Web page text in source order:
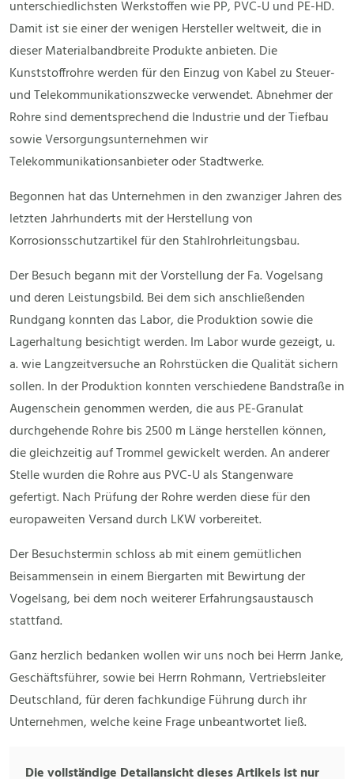
unterschiedlichsten Werkstoffen wie PP, PVC-U und PE-HD.
Damit ist sie einer der wenigen Hersteller weltweit, die in
dieser Materialbandbreite Produkte anbieten. Die
Kunststoffrohre werden für den Einzug von Kabel zu Steuer-
und Telekommunikationszwecke verwendet. Abnehmer der
Rohre sind dementsprechend die Industrie und der Tiefbau
sowie Versorgungsunternehmen wir
Telekommunikationsanbieter oder Stadtwerke.
Begonnen hat das Unternehmen in den zwanziger Jahren des
letzten Jahrhunderts mit der Herstellung von
Korrosionsschutzartikel für den Stahlrohrleitungsbau.
Der Besuch begann mit der Vorstellung der Fa. Vogelsang
und deren Leistungsbild. Bei dem sich anschließenden
Rundgang konnten das Labor, die Produktion sowie die
Lagerhaltung besichtigt werden. Im Labor wurde gezeigt, u.
a. wie Langzeitversuche an Rohrstücken die Qualität sichern
sollen. In der Produktion konnten verschiedene Bandstraße in
Augenschein genommen werden, die aus PE-Granulat
durchgehende Rohre bis 2500 m Länge herstellen können,
die gleichzeitig auf Trommel gewickelt werden. An anderer
Stelle wurden die Rohre aus PVC-U als Stangenware
gefertigt. Nach Prüfung der Rohre werden diese für den
europaweiten Versand durch LKW vorbereitet.
Der Besuchstermin schloss ab mit einem gemütlichen
Beisammensein in einem Biergarten mit Bewirtung der
Vogelsang, bei dem noch weiterer Erfahrungsaustausch
stattfand.
Ganz herzlich bedanken wollen wir uns noch bei Herrn Janke,
Geschäftsführer, sowie bei Herrn Rohmann, Vertriebsleiter
Deutschland, für deren fachkundige Führung durch ihr
Unternehmen, welche keine Frage unbeantwortet ließ.
Die vollständige Detailansicht dieses Artikels ist nur